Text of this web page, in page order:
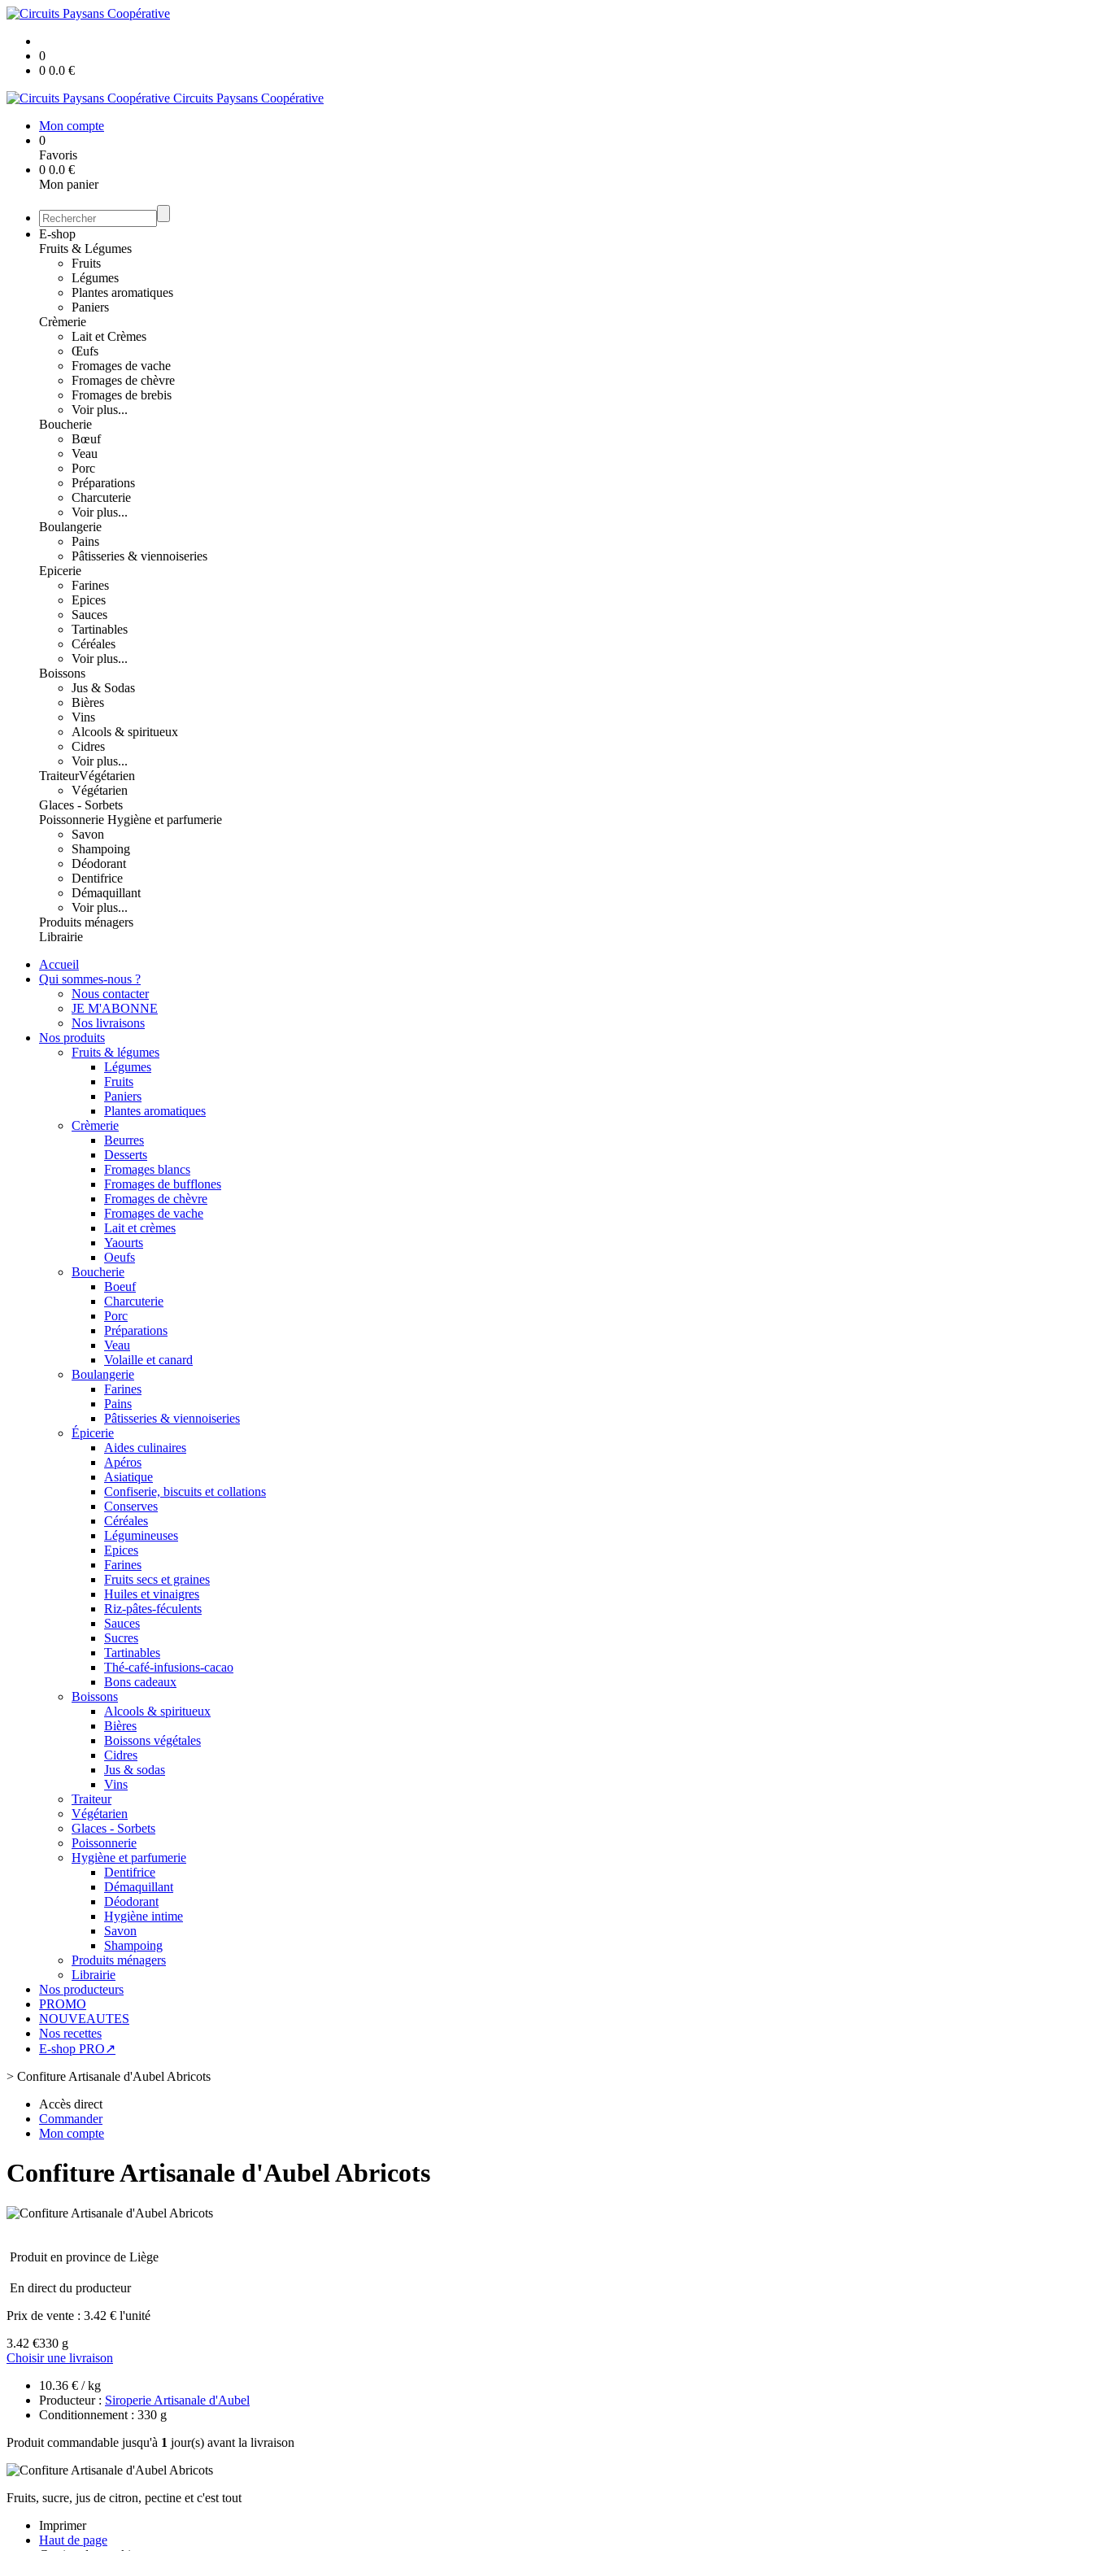
0
0 0.0 €
Circuits Paysans Coopérative
Mon compte
0
Favoris
0 0.0 €
Mon panier
E-shop
Fruits & Légumes
Fruits
Légumes
Plantes aromatiques
Paniers
Crèmerie
Lait et Crèmes
Œufs
Fromages de vache
Fromages de chèvre
Fromages de brebis
Voir plus...
Boucherie
Bœuf
Veau
Porc
Préparations
Charcuterie
Voir plus...
Boulangerie
Pains
Pâtisseries & viennoiseries
Epicerie
Farines
Epices
Sauces
Tartinables
Céréales
Voir plus...
Boissons
Jus & Sodas
Bières
Vins
Alcools & spiritueux
Cidres
Voir plus...
TraiteurVégétarien
Végétarien
Glaces - Sorbets
Poissonnerie Hygiène et parfumerie
Savon
Shampoing
Déodorant
Dentifrice
Démaquillant
Voir plus...
Produits ménagers
Librairie
Accueil
Qui sommes-nous ?
Nous contacter
JE M'ABONNE
Nos livraisons
Nos produits
Fruits & légumes
Légumes
Fruits
Paniers
Plantes aromatiques
Crèmerie
Beurres
Desserts
Fromages blancs
Fromages de bufflones
Fromages de chèvre
Fromages de vache
Lait et crèmes
Yaourts
Oeufs
Boucherie
Boeuf
Charcuterie
Porc
Préparations
Veau
Volaille et canard
Boulangerie
Farines
Pains
Pâtisseries & viennoiseries
Épicerie
Aides culinaires
Apéros
Asiatique
Confiserie, biscuits et collations
Conserves
Céréales
Légumineuses
Epices
Farines
Fruits secs et graines
Huiles et vinaigres
Riz-pâtes-féculents
Sauces
Sucres
Tartinables
Thé-café-infusions-cacao
Bons cadeaux
Boissons
Alcools & spiritueux
Bières
Boissons végétales
Cidres
Jus & sodas
Vins
Traiteur
Végétarien
Glaces - Sorbets
Poissonnerie
Hygiène et parfumerie
Dentifrice
Démaquillant
Déodorant
Hygiène intime
Savon
Shampoing
Produits ménagers
Librairie
Nos producteurs
PROMO
NOUVEAUTES
Nos recettes
E-shop PRO↗
> Confiture Artisanale d'Aubel Abricots
Accès direct
Commander
Mon compte
Confiture Artisanale d'Aubel Abricots
Produit en province de Liège
En direct du producteur
Prix de vente : 3.42 € l'unité
3.42 €330 g
Choisir une livraison
10.36 € / kg
Producteur : Siroperie Artisanale d'Aubel
Conditionnement : 330 g
Produit commandable jusqu'à 1 jour(s) avant la livraison
Fruits, sucre, jus de citron, pectine et c'est tout
Imprimer
Haut de page